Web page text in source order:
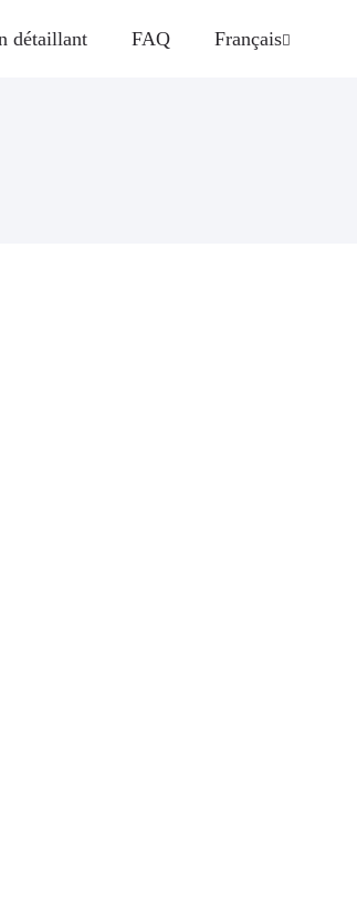
détaillant FAQ Français